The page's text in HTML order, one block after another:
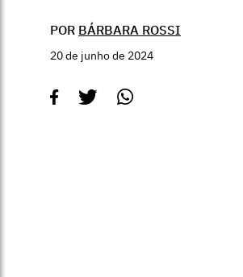
POR BÁRBARA ROSSI
20 de junho de 2024